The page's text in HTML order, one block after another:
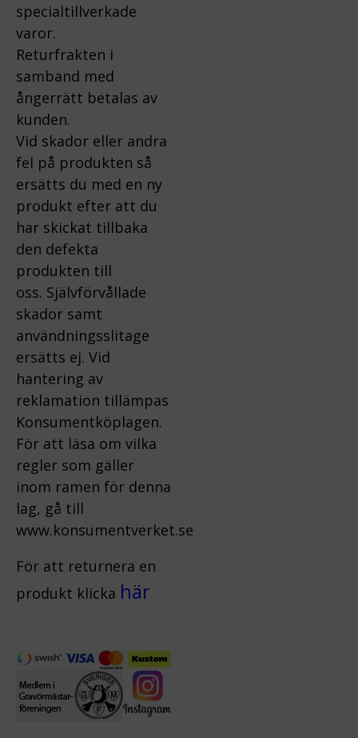
specialtillverkade
varor.
Returfrakten i
samband med
ångerrätt betalas av
kunden.
Vid skador eller andra
fel på produkten så
ersätts du med en ny
produkt efter att du
har skickat tillbaka
den defekta
produkten till
oss. Självförvållade
skador samt
användningsslitage
ersätts ej. Vid
hantering av
reklamation tillämpas
Konsumentköplagen.
För att läsa om vilka
regler som gäller
inom ramen för denna
lag, gå till
www.konsumentverket.se
För att returnera en
produkt klicka här